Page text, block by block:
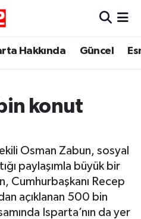
Hakkında Güncel
konut
Osman Zabun, sosyal
paylaşımla büyük bir
Cumhurbaşkanı Recep
açıklanan 500 bin
Isparta’nın da yer
Haritası
ve Fikstür